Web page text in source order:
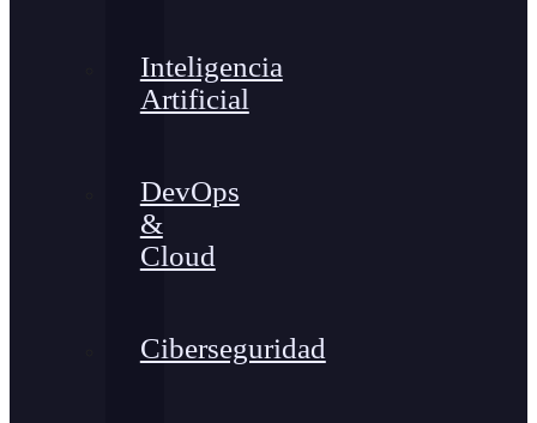
Inteligencia
Artificial
DevOps
&
Cloud
Ciberseguridad